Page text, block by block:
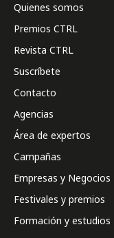
Quienes somos
Premios CTRL
Revista CTRL
Suscríbete
Contacto
Agencias
Área de expertos
Campañas
Empresas y Negocios
Festivales y premios
Formación y estudios